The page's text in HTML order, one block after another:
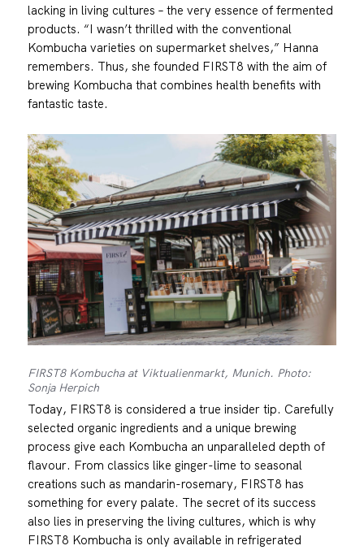
lacking in living cultures – the very essence of fermented
products. “I wasn’t thrilled with the conventional
Kombucha varieties on supermarket shelves,” Hanna
remembers. Thus, she founded FIRST8 with the aim of
brewing Kombucha that combines health benefits with
fantastic taste.
FIRST8 Kombucha at Viktualienmarkt, Munich. Photo:
Sonja Herpich
Today, FIRST8 is considered a true insider tip. Carefully
selected organic ingredients and a unique brewing
process give each Kombucha an unparalleled depth of
flavour. From classics like ginger-lime to seasonal
creations such as mandarin-rosemary, FIRST8 has
something for every palate. The secret of its success
also lies in preserving the living cultures, which is why
FIRST8 Kombucha is only available in refrigerated